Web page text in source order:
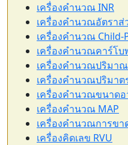
เครื่องคำนวณ INR
เครื่องคำนวณอัตราส่
เครื่องคำนวณ Child-
เครื่องคำนวณคาร์โ
เครื่องคำนวณปริมา
เครื่องคำนวณปริมา
เครื่องคำนวณขนาดอ
เครื่องคำนวณ MAP
เครื่องคำนวณการขา
เครื่องคิดเลข RVU